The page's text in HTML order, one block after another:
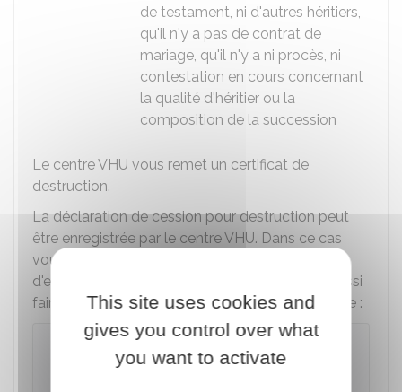
de testament, ni d'autres héritiers,
qu'il n'y a pas de contrat de
mariage, qu'il n'y a ni procès, ni
contestation en cours concernant
la qualité d'héritier ou la
composition de la succession
Le centre VHU vous remet un certificat de
destruction.
La déclaration de cession pour destruction peut
être enregistrée par le centre VHU. Dans ce cas
vous devez demander une attestation
d'enregistrement de la cession. Vous pouvez aussi
faire la déclaration directement via un téléservice :
Déclarer la remise d'un véhicule à un
centre véhicule hors d'usage (VHU)
This site uses cookies and
gives you control over what
you want to activate